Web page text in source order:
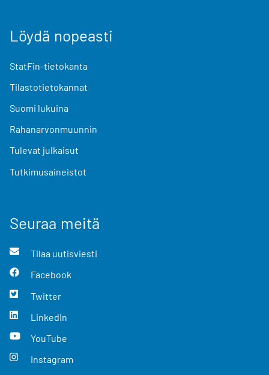
Löydä nopeasti
StatFin-tietokanta
Tilastotietokannat
Suomi lukuina
Rahanarvonmuunnin
Tulevat julkaisut
Tutkimusaineistot
Seuraa meitä
Tilaa uutisviesti
Facebook
Twitter
LinkedIn
YouTube
Instagram